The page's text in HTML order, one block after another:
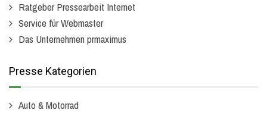
Ratgeber Pressearbeit Internet
Service für Webmaster
Das Unternehmen prmaximus
Presse Kategorien
Auto & Motorrad